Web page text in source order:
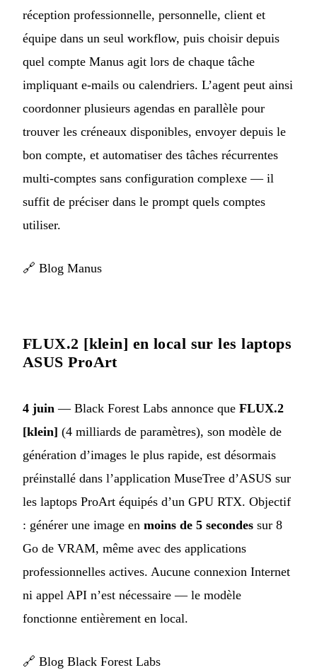
réception professionnelle, personnelle, client et
équipe dans un seul workflow, puis choisir depuis
quel compte Manus agit lors de chaque tâche
impliquant e-mails ou calendriers. L’agent peut ainsi
coordonner plusieurs agendas en parallèle pour
trouver les créneaux disponibles, envoyer depuis le
bon compte, et automatiser des tâches récurrentes
multi-comptes sans configuration complexe — il
suffit de préciser dans le prompt quels comptes
utiliser.
🔗 Blog Manus
FLUX.2 [klein] en local sur les laptops
ASUS ProArt
4 juin — Black Forest Labs annonce que FLUX.2
[klein] (4 milliards de paramètres), son modèle de
génération d’images le plus rapide, est désormais
préinstallé dans l’application MuseTree d’ASUS sur
les laptops ProArt équipés d’un GPU RTX. Objectif
: générer une image en moins de 5 secondes sur 8
Go de VRAM, même avec des applications
professionnelles actives. Aucune connexion Internet
ni appel API n’est nécessaire — le modèle
fonctionne entièrement en local.
🔗 Blog Black Forest Labs